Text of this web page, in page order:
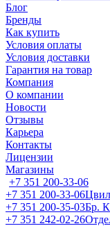
Блог
Бренды
Как купить
Условия оплаты
Условия доставки
Гарантия на товар
Компания
О компании
Новости
Отзывы
Карьера
Контакты
Лицензии
Магазины
+7 351 200-33-06
+7 351 200-33-06
+7 351 200-35-03Бр.
+7 351 242-02-26